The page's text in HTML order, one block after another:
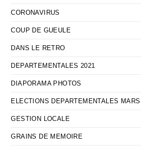
CORONAVIRUS
COUP DE GUEULE
DANS LE RETRO
DEPARTEMENTALES 2021
DIAPORAMA PHOTOS
ELECTIONS DEPARTEMENTALES
GESTION LOCALE
GRAINS DE MEMOIRE